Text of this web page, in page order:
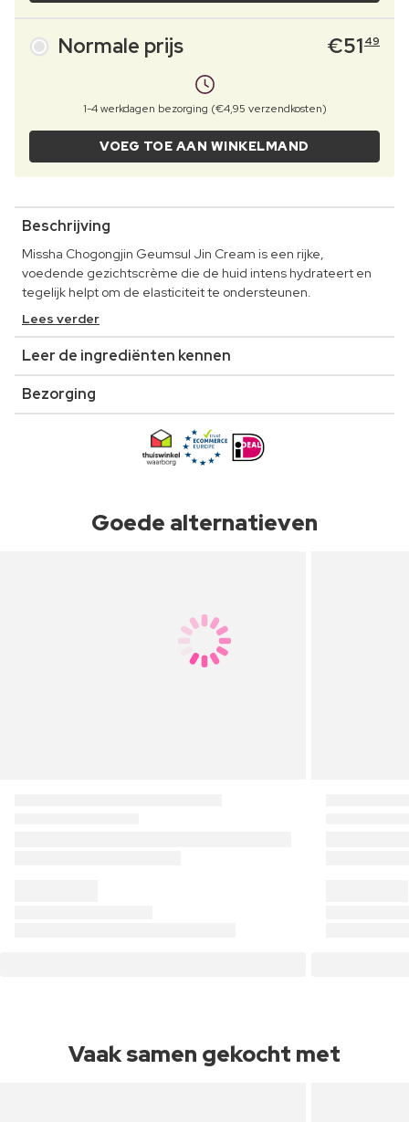
Normale prijs €51 49
1-4 werkdagen bezorging (€4,95 verzendkosten)
VOEG TOE AAN WINKELMAND
Beschrijving
Missha Chogongjin Geumsul Jin Cream is een rijke,
voedende gezichtscrème die de huid intens hydrateert en
tegelijk helpt om de elasticiteit te ondersteunen.
Lees verder
Leer de ingrediënten kennen
Bezorging
Goede alternatieven
Vaak samen gekocht met